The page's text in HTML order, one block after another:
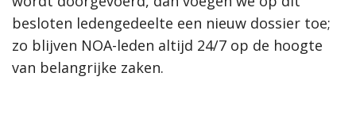
besloten ledengedeelte een nieuw dossier toe;
zo blijven NOA-leden altijd 24/7 op de hoogte
van belangrijke zaken.